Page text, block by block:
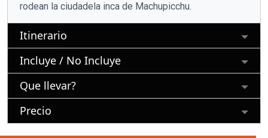
rodean la ciudadela inca de Machupicchu.
Itinerario
Incluye / No Incluye
Que llevar?
Precio